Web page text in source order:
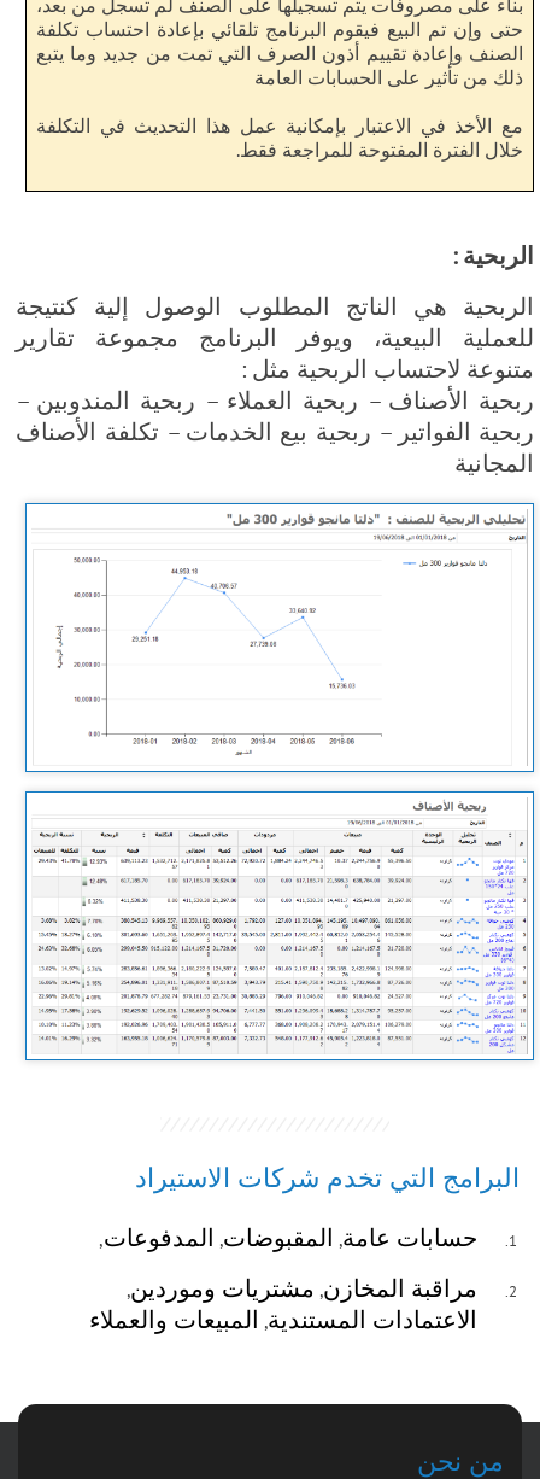
بناء على مصروفات يتم تسجيلها على الصنف لم تسجل من بعد،
حتى وإن تم البيع فيقوم البرنامج تلقائي بإعادة احتساب تكلفة
الصنف وإعادة تقييم أذون الصرف التي تمت من جديد وما يتبع
ذلك من تأثير على الحسابات العامة
مع الأخذ في الاعتبار بإمكانية عمل هذا التحديث في التكلفة
خلال الفترة المفتوحة للمراجعة فقط.
الربحية :
الربحية هي الناتج المطلوب الوصول إلية كنتيجة
للعملية البيعية، ويوفر البرنامج مجموعة تقارير
متنوعة لاحتساب الربحية مثل :
ربحية الأصناف – ربحية العملاء – ربحية المندوبين –
ربحية الفواتير – ربحية بيع الخدمات – تكلفة الأصناف
المجانية
البرامج التي تخدم شركات الاستيراد
حسابات عامة, المقبوضات, المدفوعات,
مراقبة المخازن, مشتريات وموردين,
الاعتمادات المستندية, المبيعات والعملاء
من نحن